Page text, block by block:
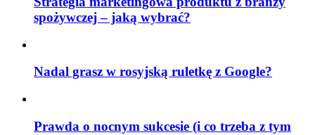
spożywczej – jaką wybrać?
Nadal grasz w rosyjską ruletkę z Google?
Prawda o nocnym sukcesie (i co trzeba z tym